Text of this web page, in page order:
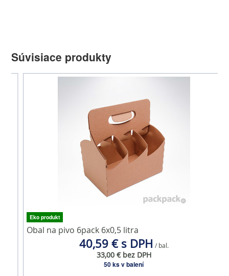
Súvisiace produkty
Eko produkt
Obal na pivo 6pack 6x0,5 litra
40,59 € s DPH / bal.
33,00 € bez DPH
50 ks v balení